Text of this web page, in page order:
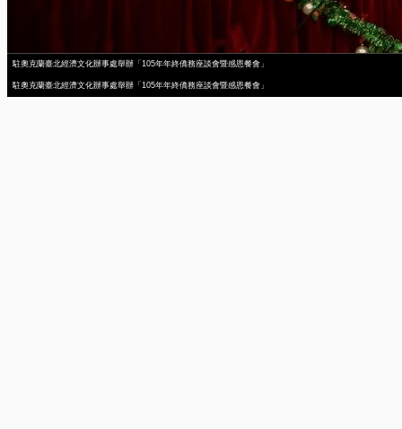
駐奧克蘭臺北經濟文化辦事處舉辦「105年年終僑務座談會暨感恩餐會」
駐奧克蘭臺北經濟文化辦事處舉辦「105年年終僑務座談會暨感恩餐會」